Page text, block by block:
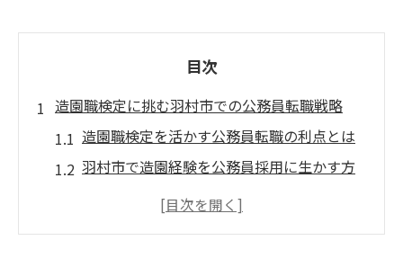
目次
造園職検定に挑む羽村市での公務員転職戦略
造園職検定を活かす公務員転職の利点とは
羽村市で造園経験を公務員採用に生かす方